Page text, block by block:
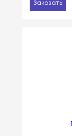
Заказать